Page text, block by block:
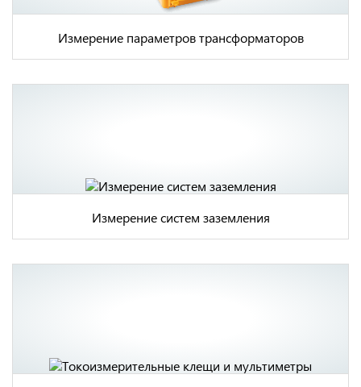
Измерение параметров трансформаторов
Измерение систем заземления